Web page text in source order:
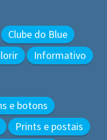
Clube do Blue
Informativo
e botons
Prints e postais